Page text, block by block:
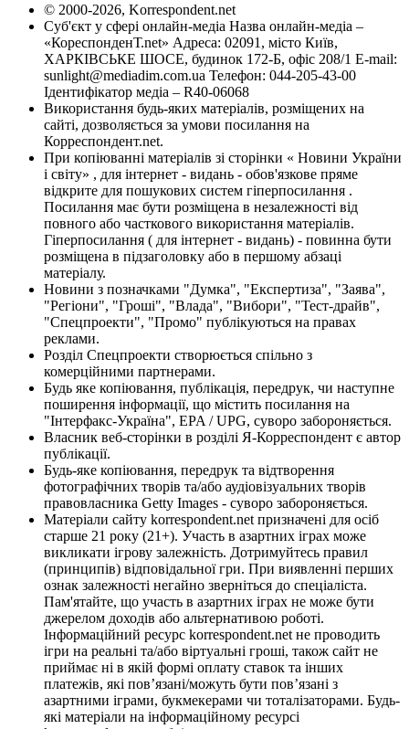
© 2000-2026, Korrespondent.net
Суб'єкт у сфері онлайн-медіа Назва онлайн-медіа –
«КореспонденТ.net» Адреса: 02091, місто Київ,
ХАРКІВСЬКЕ ШОСЕ, будинок 172-Б, офіс 208/1 E-mail:
sunlight@mediadim.com.ua Телефон: 044-205-43-00
Ідентифікатор медіа – R40-06068
Використання будь-яких матеріалів, розміщених на
сайті, дозволяється за умови посилання на
Корреспондент.net.
При копіюванні матеріалів зі сторінки « Новини України
і світу» , для інтернет - видань - обов'язкове пряме
відкрите для пошукових систем гіперпосилання .
Посилання має бути розміщена в незалежності від
повного або часткового використання матеріалів.
Гіперпосилання ( для інтернет - видань) - повинна бути
розміщена в підзаголовку або в першому абзаці
матеріалу.
Новини з позначками "Думка", "Експертиза", "Заява",
"Регіони", "Гроші", "Влада", "Вибори", "Тест-драйв",
"Спецпроекти", "Промо" публікуються на правах
реклами.
Розділ Спецпроекти створюється спільно з
комерційними партнерами.
Будь яке копіювання, публікація, передрук, чи наступне
поширення інформації, що містить посилання на
"Інтерфакс-Україна", EPA / UPG, суворо забороняється.
Власник веб-сторінки в розділі Я-Корреспондент є автор
публікації.
Будь-яке копіювання, передрук та відтворення
фотографічних творів та/або аудіовізуальних творів
правовласника Getty Images - суворо забороняється.
Матеріали сайту korrespondent.net призначені для осіб
старше 21 року (21+). Участь в азартних іграх може
викликати ігрову залежність. Дотримуйтесь правил
(принципів) відповідальної гри. При виявленні перших
ознак залежності негайно зверніться до спеціаліста.
Пам'ятайте, що участь в азартних іграх не може бути
джерелом доходів або альтернативою роботі.
Інформаційний ресурс korrespondent.net не проводить
ігри на реальні та/або віртуальні гроші, також сайт не
приймає ні в якій формі оплату ставок та інших
платежів, які пов’язані/можуть бути пов’язані з
азартними іграми, букмекерами чи тоталізаторами. Будь-
які матеріали на інформаційному ресурсі